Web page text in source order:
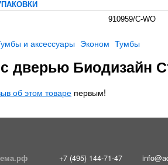
910959/C-WO
и аксессуары Эконом Тумбы
дверью Биодизайн
об этом товаре первым!
+7 (495) 144-71-47